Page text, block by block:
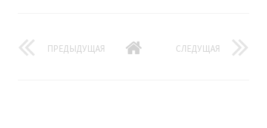
ПРЕДЫДУЩАЯ СЛЕДУЩАЯ